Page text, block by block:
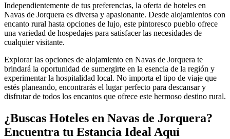
Independientemente de tus preferencias, la oferta de hoteles en
Navas de Jorquera es diversa y apasionante. Desde alojamientos con
encanto rural hasta opciones de lujo, este pintoresco pueblo ofrece
una variedad de hospedajes para satisfacer las necesidades de
cualquier visitante.
Explorar las opciones de alojamiento en Navas de Jorquera te
brindará la oportunidad de sumergirte en la esencia de la región y
experimentar la hospitalidad local. No importa el tipo de viaje que
estés planeando, encontrarás el lugar perfecto para descansar y
disfrutar de todos los encantos que ofrece este hermoso destino rural.
¿Buscas Hoteles en Navas de Jorquera?
Encuentra tu Estancia Ideal Aquí